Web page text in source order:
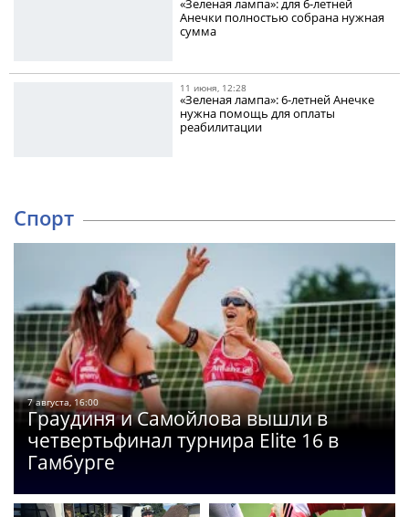
«Зеленая лампа»: для 6-летней
Анечки полностью собрана нужная
сумма
11 июня, 12:28
«Зеленая лампа»: 6-летней Анечке
нужна помощь для оплаты
реабилитации
Спорт
7 августа, 16:00
Граудиня и Самойлова вышли в
четвертьфинал турнира Elite 16 в
Гамбурге